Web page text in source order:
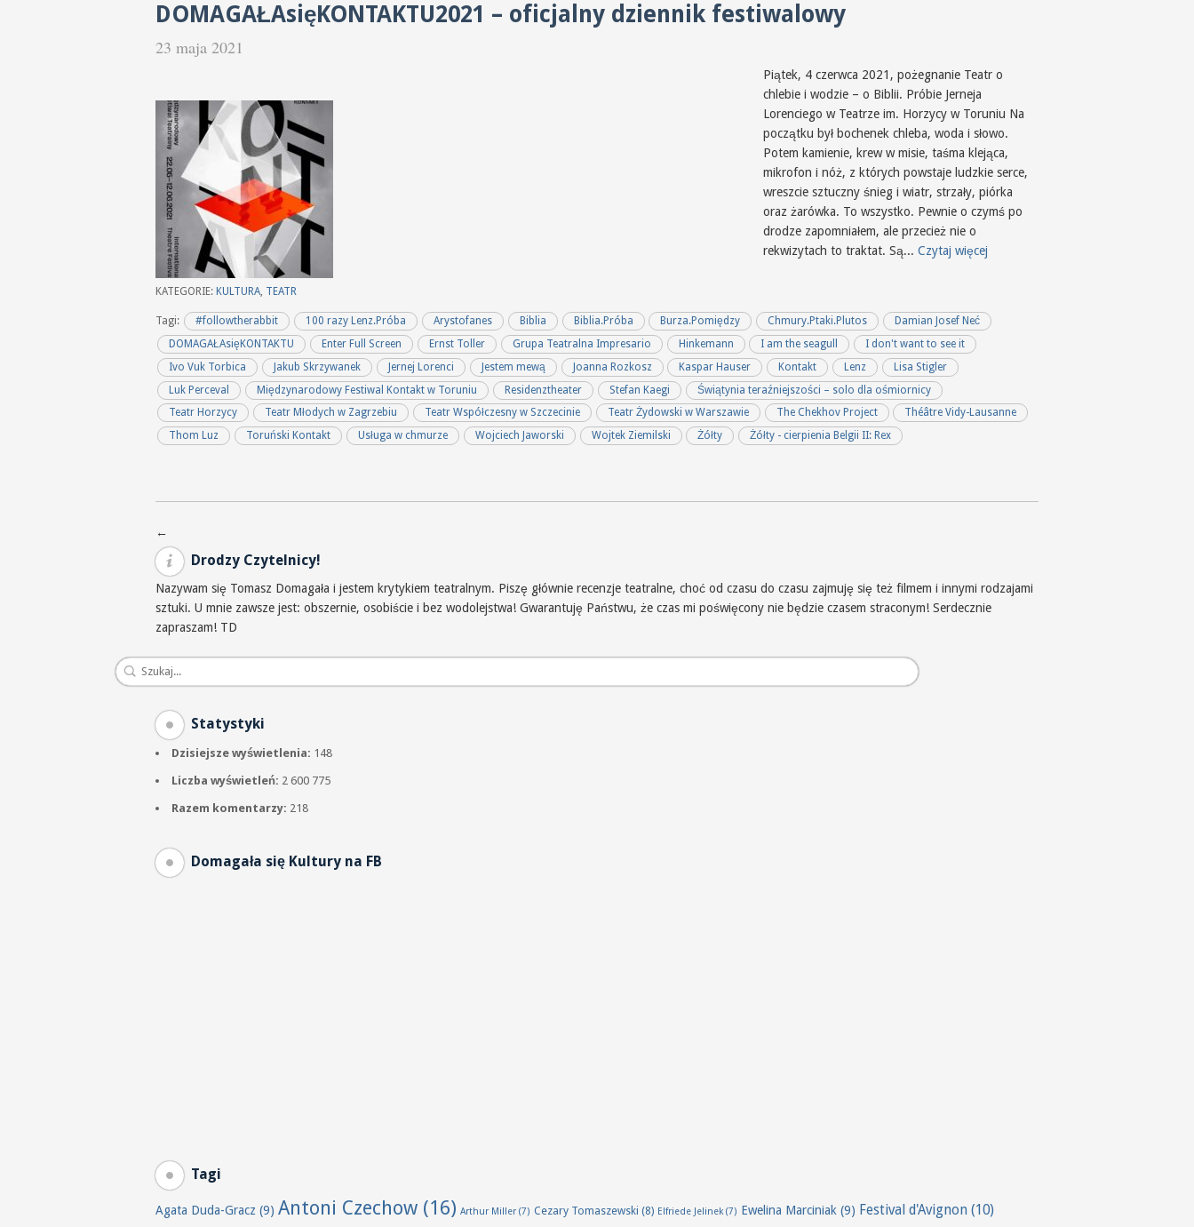
DOMAGAŁAsięKONTAKTU2021 – oficjalny dziennik festiwalowy
23 maja 2021
Piątek, 4 czerwca 2021, pożegnanie Teatr o
chlebie i wodzie – o Biblii. Próbie Jerneja
Lorenciego w Teatrze im. Horzycy w Toruniu Na
początku był bochenek chleba, woda i słowo.
Potem kamienie, krew w misie, taśma klejąca,
mikrofon i nóż, z których powstaje ludzkie serce,
wreszcie sztuczny śnieg i wiatr, strzały, piórka
oraz żarówka. To wszystko. Pewnie o czymś po
drodze zapomniałem, ale przecież nie o
rekwizytach to traktat. Są... Czytaj więcej
KATEGORIE: KULTURA TEATR
Tagi: #followtherabbit 100 razy Lenz.Próba Arystofanes Biblia Biblia.Próba Burza.Pomiędzy Chmury.Ptaki.Plutos
Damian Josef Neć
DOMAGAŁAsięKONTAKTU
Enter Full Screen Ernst Toller Grupa Teatralna Impresario Hinkemann I am the seagull
I don't want to see it
Ivo Vuk Torbica
Jakub Skrzywanek Jernej Lorenci Jestem mewą Joanna Rozkosz Kaspar Hauser Kontakt Lenz
Lisa Stigler
Luk Perceval
Międzynarodowy Festiwal Kontakt w Toruniu Residenztheater Stefan Kaegi
Świątynia teraźniejszości – solo dla ośmiornicy
Teatr Horzycy
Teatr Młodych w Zagrzebiu Teatr Współczesny w Szczecinie Teatr Żydowski w Warszawie The Chekhov Project
Théâtre Vidy-Lausanne
Thom Luz
Toruński Kontakt Usługa w chmurze Wojciech Jaworski Wojtek Ziemilski Żółty Żółty - cierpienia Belgii II: Rex
Nawigacja po wpisach
←
Drodzy Czytelnicy!
Nazywam się Tomasz Domagała i jestem krytykiem teatralnym. Piszę głównie recenzje teatralne, choć od czasu do czasu zajmuję się też filmem i innymi rodzajami
sztuki. U mnie zawsze jest: obszernie, osobiście i bez wodolejstwa! Gwarantuję Państwu, że czas mi poświęcony nie będzie czasem straconym! Serdecznie
zapraszam! TD
Statystyki
Dzisiejsze wyświetlenia: 148
Liczba wyświetleń: 2 600 775
Razem komentarzy: 218
Domagała się Kultury na FB
Tagi
Agata Duda-Gracz (9) Antoni Czechow (16) Arthur Miller (7) Cezary Tomaszewski (8) Elfriede Jelinek(7) Ewelina Marciniak (9) Festival d'Avignon (10)